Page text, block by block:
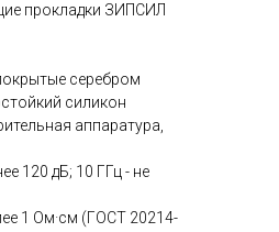
прокладки ЗИПСИЛ
серебром
силикон
аппаратура,
120 дБ; 10 ГГц - не
1 Ом·см (ГОСТ 20214-